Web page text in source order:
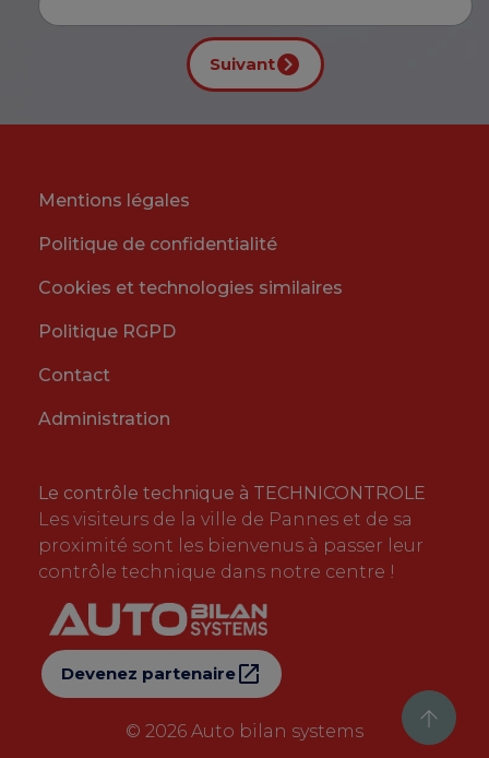
Suivant
Mentions légales
Politique de confidentialité
Cookies et technologies similaires
Politique RGPD
Contact
Administration
Le contrôle technique à TECHNICONTROLE
Les visiteurs de la ville de Pannes et de sa
proximité sont les bienvenus à passer leur
contrôle technique dans notre centre !
Devenez partenaire
© 2026 Auto bilan systems